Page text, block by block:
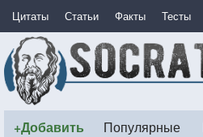
Цитаты Статьи Факты Тесты
+Добавить Популярные